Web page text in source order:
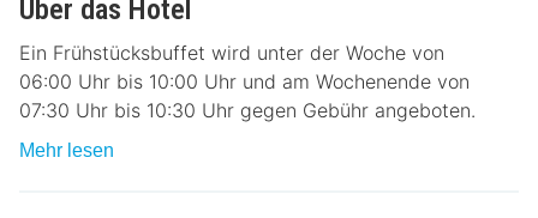
Über das Hotel
Ein Frühstücksbuffet wird unter der Woche von
06:00 Uhr bis 10:00 Uhr und am Wochenende von
07:30 Uhr bis 10:30 Uhr gegen Gebühr angeboten.
Mehr lesen